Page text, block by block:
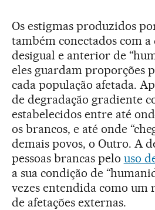
Os estigmas produzidos
também conectados com
desigual e anterior de
eles guardam proporções
cada população afetada.
de degradação gradiente
estabelecidos entre até
os brancos, e até onde
demais povos, o Outro. A
pessoas brancas pelo uso
a sua condição de
vezes entendida como um
de afetações externas.